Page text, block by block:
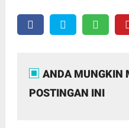
ANDA MUNGKIN
POSTINGAN INI